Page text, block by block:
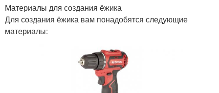
Материалы для создания ёжика
Для создания ёжика вам понадобятся следующие
материалы: